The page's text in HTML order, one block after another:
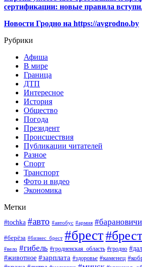
сертификации: новые правила
Новости Гродно на https://avgrodno.by
Рубрики
Афиша
В мире
Граница
ДТП
Интересное
История
Общество
Погода
Президент
Происшествия
Публикации читателей
Разное
Спорт
Транспорт
Фото и видео
Экономика
Метки
#tochka #авто #автобус #армия #барановичи
#берёза #бизнес_брест #брест
#вело #гибель #гродненская_область #гродно
#животное #зарплата #здоровье #каменец